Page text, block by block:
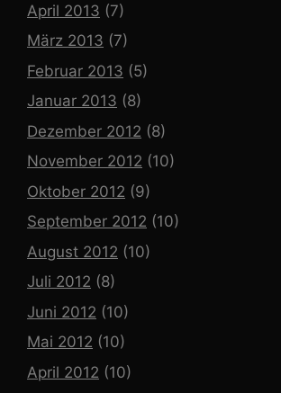
April 2013 (7)
März 2013 (7)
Februar 2013 (5)
Januar 2013 (8)
Dezember 2012 (8)
November 2012 (10)
Oktober 2012 (9)
September 2012 (10)
August 2012 (10)
Juli 2012 (8)
Juni 2012 (10)
Mai 2012 (10)
April 2012 (10)